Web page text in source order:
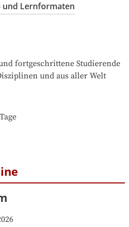
und Lernformaten
fortgeschrittene Studierende
und aus aller Welt
Tage